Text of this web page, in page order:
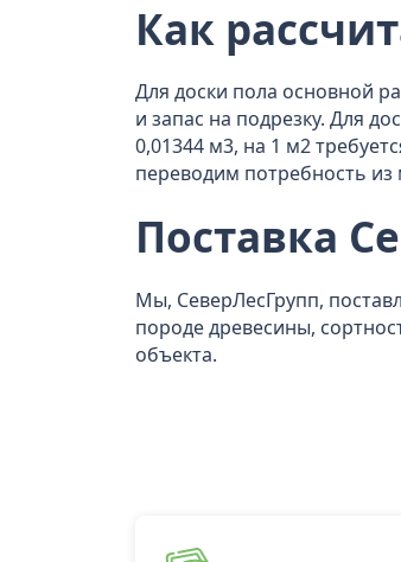
Как
Для доски пола основной
и запас на подрезку. Для
0,01344 м3, на 1 м2
переводим потребность из
Поставка
Мы, СеверЛесГрупп,
породе древесины,
объекта.